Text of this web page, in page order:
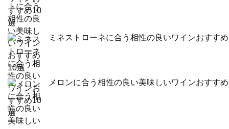
ミネストローネに合う相性の良いワインおすす
メロンに合う相性の良い美味しいワインおすす